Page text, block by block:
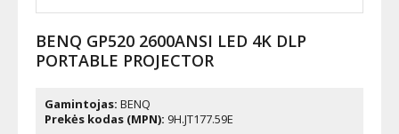
BENQ GP520 2600ANSI LED 4K DLP
PORTABLE PROJECTOR
Gamintojas: BENQ
Prekės kodas (MPN): 9H.JT177.59E